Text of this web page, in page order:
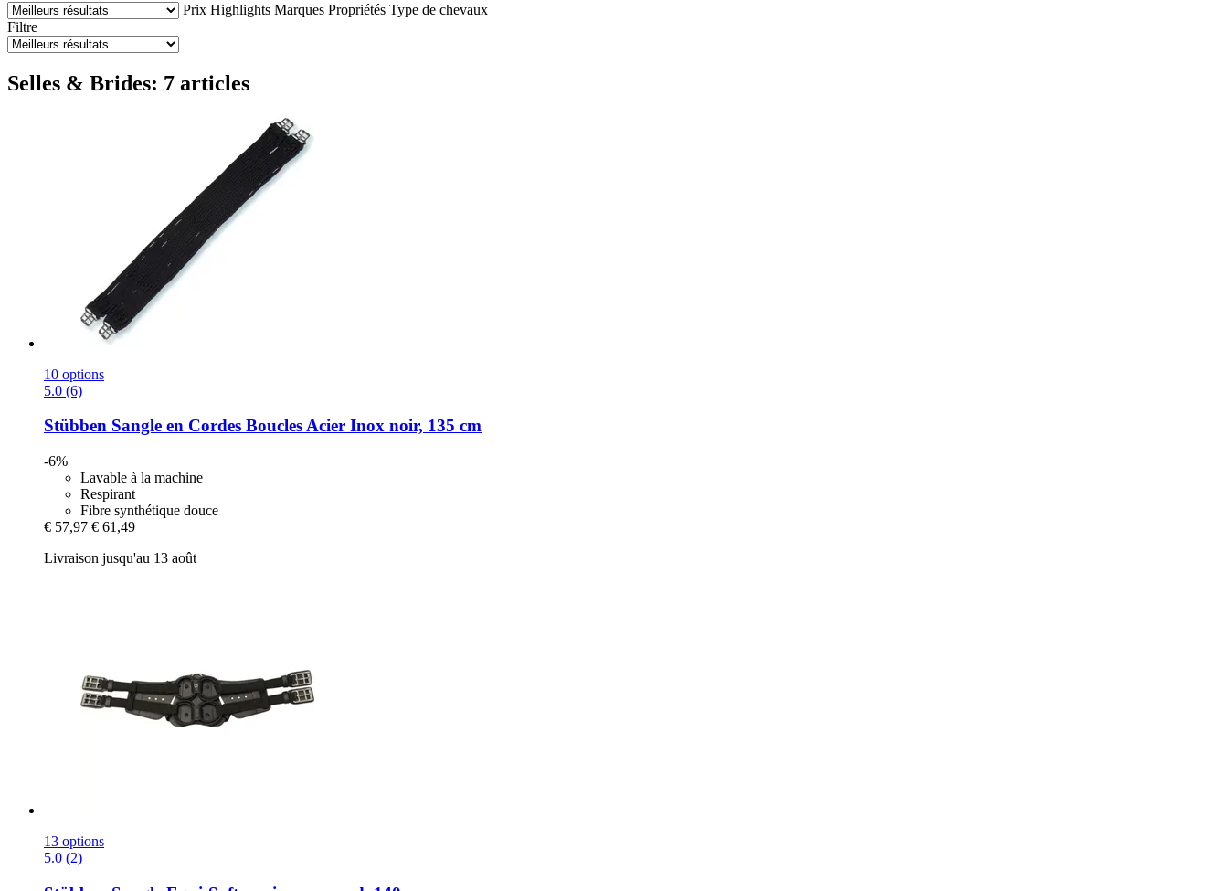
Prix Highlights Marques Propriétés Type de chevaux
Filtre
Selles & Brides: 7 articles
10 options
5.0 (6)
Stübben Sangle en Cordes Boucles Acier Inox noir, 135 cm
-6%
Lavable à la machine
Respirant
Fibre synthétique douce
€ 57,97 € 61,49
Livraison jusqu'au 13 août
13 options
5.0 (2)